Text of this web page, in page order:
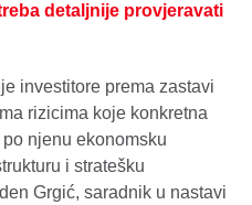
detaljnije provjeravati
investitore prema zastavi
rizicima koje konkretna
njenu ekonomsku
i stratešku
Grgić, saradnik u nastavi